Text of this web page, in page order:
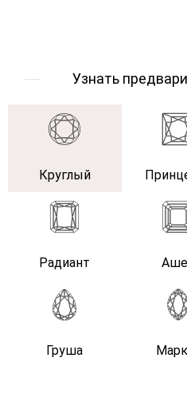
Узнать
Круглый
Радиант
Груша